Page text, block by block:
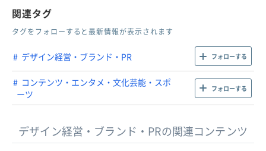
関連タグ
タグをフォローすると最新情報が表示されます
デザイン経営・ブランド・PR フォローする
コンテンツ・エンタメ・文化芸能・スポ
ーツ
フォローする
デザイン経営・ブランド・PRの関連コンテンツ